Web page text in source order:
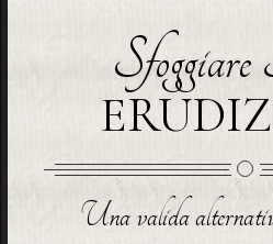
Una valida